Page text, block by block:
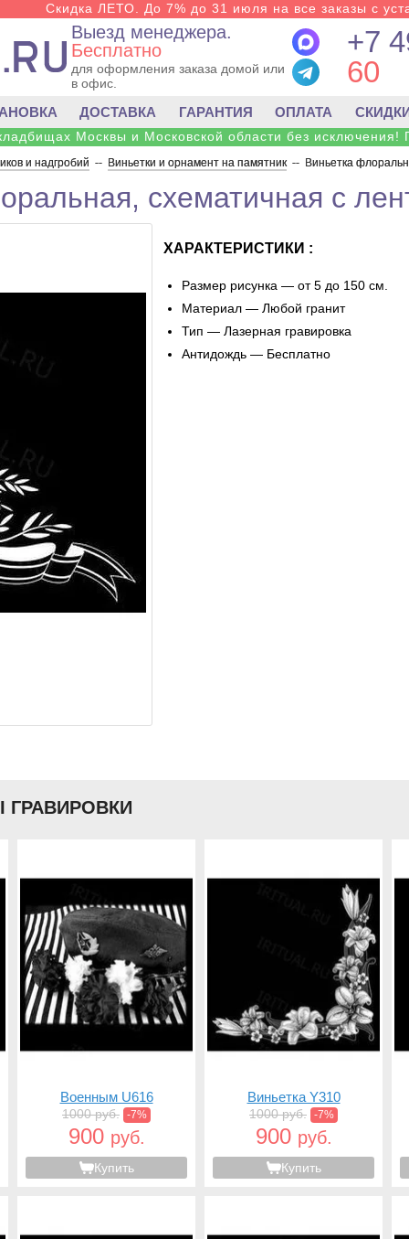
Скидка ЛЕТО. До 7% до 31 июля на все заказы с
Выезд менеджера.
Бесплатно
для оформления заказа домой или
в офис.
+7
60
ДОСТАВКА ГАРАНТИЯ ОПЛАТА
Москвы и Московской области без исключения!
и надгробий -- Виньетки и орнамент на памятник -- Виньетка
схематичная с
ХАРАКТЕРИСТИКИ :
Размер рисунка — от 5 до 150 см.
Материал — Любой гранит
Тип — Лазерная гравировка
Антидождь — Бесплатно
ГРАВИРОВКИ
Военным U616
1000 руб. -7%
900 руб.
Купить
Виньетка Y310
1000 руб. -7%
900 руб.
Купить